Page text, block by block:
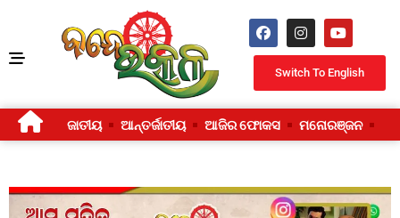
Switch To English
ଜାତୀୟ ଆନ୍ତର୍ଜାତୀୟ ଆଜିର ଫୋକସ ମନୋରଞ୍ଜନ